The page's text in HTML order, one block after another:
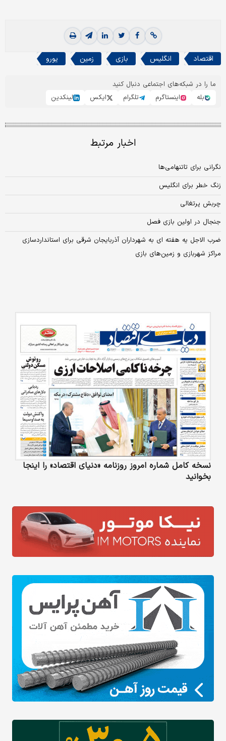
اقتصاد انگلیس بازی زمین یورو
ما را در شبکه‌های اجتماعی دنبال کنید
بله
اینستاگرم تلگرام ایکس لینکدین
اخبار مرتبط
نگرانی برای تاتنهامی‏‏‌ها
زنگ خطر برای انگلیس
چربش پرتغالی
جنجال در اولین بازی فصل
ضرب الاجل یه هفته ای به شهرداران آذربایجان شرقی برای استانداردسازی
مراکز شهربازی و زمین‌های بازی
نسخه کامل شماره امروز روزنامه «دنیای‌ اقتصاد» را اینجا
بخوانید